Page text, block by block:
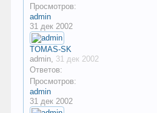
Просмотров:
admin
31 дек 2002
TOMAS-SK
admin, 31 дек 2002
Ответов:
Просмотров:
admin
31 дек 2002